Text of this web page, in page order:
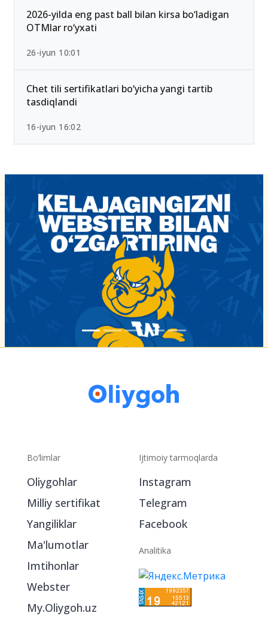
2026-yilda eng past ball bilan kirsa bo‘ladigan
OTMlar ro‘yxati
26-iyun 10:01
Chet tili sertifikatlari bo‘yicha yangi tartib
tasdiqlandi
16-iyun 16:02
Bo‘limlar
Oliygohlar
Milliy sertifikat
Yangiliklar
Ma'lumotlar
Imtihonlar
Webster
My.Oliygoh.uz
Ijtimoiy tarmoqlarda
Instagram
Telegram
Facebook
Analitika